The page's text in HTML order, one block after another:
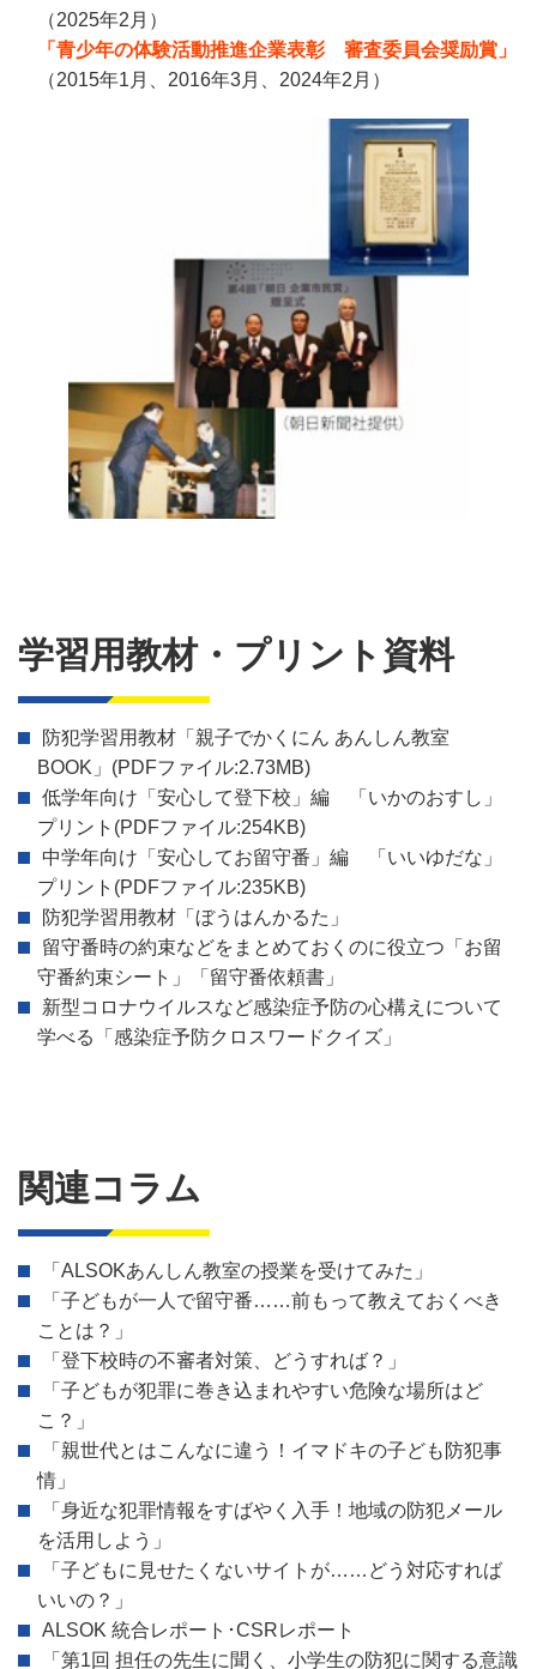
（2025年2月）
「青少年の体験活動推進企業表彰 審査委員会奨励賞」
（2015年1月、2016年3月、2024年2月）
学習用教材・プリント資料
防犯学習用教材「親子でかくにん あんしん教室
BOOK」(PDFファイル:2.73MB)
低学年向け「安心して登下校」編 「いかのおすし」
プリント(PDFファイル:254KB)
中学年向け「安心してお留守番」編 「いいゆだな」
プリント(PDFファイル:235KB)
防犯学習用教材「ぼうはんかるた」
留守番時の約束などをまとめておくのに役立つ「お留
守番約束シート」「留守番依頼書」
新型コロナウイルスなど感染症予防の心構えについて
学べる「感染症予防クロスワードクイズ」
関連コラム
「ALSOKあんしん教室の授業を受けてみた」
「子どもが一人で留守番……前もって教えておくべき
ことは？」
「登下校時の不審者対策、どうすれば？」
「子どもが犯罪に巻き込まれやすい危険な場所はど
こ？」
「親世代とはこんなに違う！イマドキの子ども防犯事
情」
「身近な犯罪情報をすばやく入手！地域の防犯メール
を活用しよう」
「子どもに見せたくないサイトが……どう対応すれば
いいの？」
ALSOK 統合レポート･CSRレポート
「第1回 担任の先生に聞く、小学生の防犯に関する意識